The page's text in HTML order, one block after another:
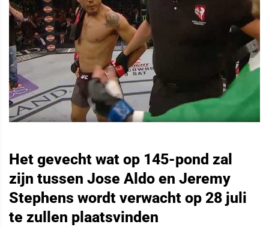
Het gevecht wat op 145-pond zal
zijn tussen Jose Aldo en Jeremy
Stephens wordt verwacht op 28 juli
te zullen plaatsvinden